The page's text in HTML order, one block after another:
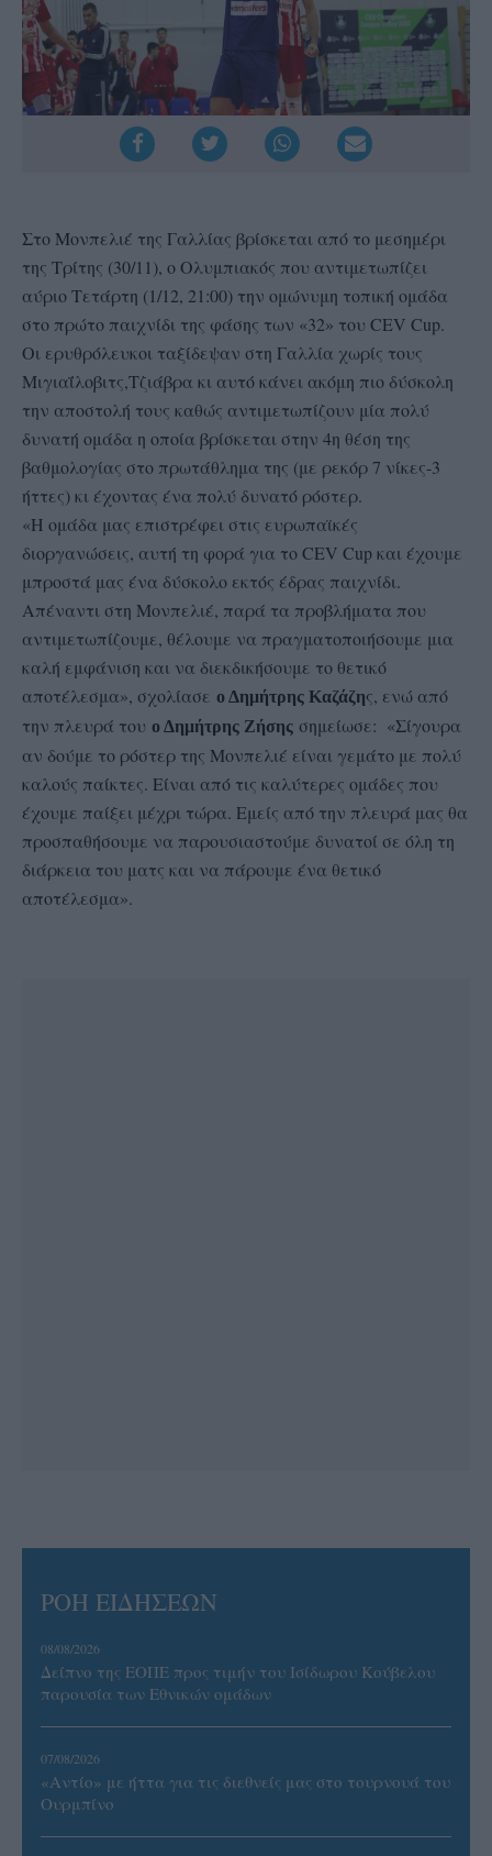
Στο Μονπελιέ της Γαλλίας βρίσκεται από το μεσημέρι
της Τρίτης (30/11), ο Ολυμπιακός που αντιμετωπίζει
αύριο Τετάρτη (1/12, 21:00) την ομώνυμη τοπική ομάδα
στο πρώτο παιχνίδι της φάσης των «32» του CEV Cup.
Οι ερυθρόλευκοι ταξίδεψαν στη Γαλλία χωρίς τους
Μιγιαΐλοβιτς,Τζιάβρα κι αυτό κάνει ακόμη πιο δύσκολη
την αποστολή τους καθώς αντιμετωπίζουν μία πολύ
δυνατή ομάδα η οποία βρίσκεται στην 4η θέση της
βαθμολογίας στο πρωτάθλημα της (με ρεκόρ 7 νίκες-3
ήττες) κι έχοντας ένα πολύ δυνατό ρόστερ.
«Η ομάδα μας επιστρέφει στις ευρωπαϊκές
διοργανώσεις, αυτή τη φορά για το CEV Cup και έχουμε
μπροστά μας ένα δύσκολο εκτός έδρας παιχνίδι.
Απέναντι στη Μονπελιέ, παρά τα προβλήματα που
αντιμετωπίζουμε, θέλουμε να πραγματοποιήσουμε μια
καλή εμφάνιση και να διεκδικήσουμε το θετικό
αποτέλεσμα», σχολίασε ο Δημήτρης Καζάζης, ενώ από
την πλευρά του ο Δημήτρης Ζήσης σημείωσε: «Σίγουρα
αν δούμε το ρόστερ της Μονπελιέ είναι γεμάτο με πολύ
καλούς παίκτες. Είναι από τις καλύτερες ομάδες που
έχουμε παίξει μέχρι τώρα. Εμείς από την πλευρά μας θα
προσπαθήσουμε να παρουσιαστούμε δυνατοί σε όλη τη
διάρκεια του ματς και να πάρουμε ένα θετικό
αποτέλεσμα».
ΡΟΗ ΕΙΔΗΣΕΩΝ
08/08/2026
Δείπνο της ΕΟΠΕ προς τιμήν του Ισίδωρου Κούβελου
παρουσία των Εθνικών ομάδων
07/08/2026
«Αντίο» με ήττα για τις διεθνείς μας στο τουρνουά του
Ουρμπίνο